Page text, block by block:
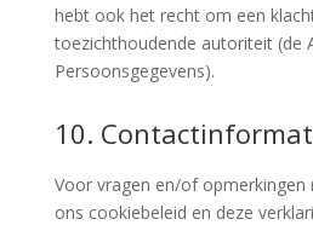
hebt ook het recht om een
toezichthoudende autoriteit (de
Persoonsgegevens).
10.
Voor vragen en/of
ons cookiebeleid en deze